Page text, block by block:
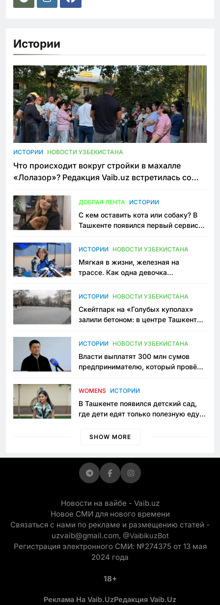
Истории
ИСТОРИИ НОВОСТИ УЗБЕКИСТАНА
Что происходит вокруг стройки в махалле
«Лолазор»? Редакция Vaib.uz встретилась со
ДОБРАЯ ЛЕНТА ИСТОРИИ
С кем оставить кота или собаку? В
Ташкенте появился первый сервис
ИСТОРИИ НОВОСТИ УЗБЕКИСТАНА
Мягкая в жизни, железная на
трассе. Как одна девочка
Узбекистане
ИСТОРИИ НОВОСТИ УЗБЕКИСТАНА
Скейтпарк на «Голубых куполах»
залили бетоном: в центре Ташкента
пространство
ИСТОРИИ НОВОСТИ УЗБЕКИСТАНА
Власти выплатят 300 млн сумов
предпринимателю, который провёл
приговору
WOMENS ИСТОРИИ
В Ташкенте появился детский сад,
где дети едят только полезную еду.
просить «кашу без сахара»
SHOW MORE
Новости на вайбе - Vaib.uz
Новое СМИ для нового времени
Связаться с нами по рекламе и размещению статей -
uzvaib@gmail.com, @VaibikuzBot
Регистрация электронного СМИ: №274375 от 13 мая
2024 года
18+
Реклама На Vaib.uzРедакция Vaib.uz